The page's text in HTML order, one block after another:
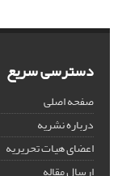
دسترسی سریع
صفحه اصلی
درباره نشریه
اعضای هیات تحریریه